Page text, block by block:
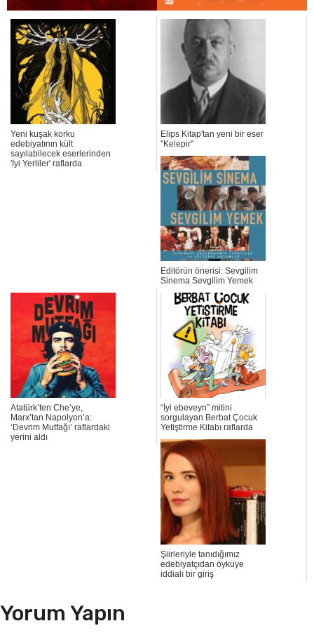
Yeni kuşak korku
edebiyatının kült
sayılabilecek eserlerinden
'İyi Yerliler' raflarda
Elips Kitap'tan yeni bir eser
"Kelepir"
Editörün önerisi: Sevgilim
Sinema Sevgilim Yemek
Atatürk’ten Che’ye,
Marx’tan Napolyon’a:
‘Devrim Mutfağı’ raflardaki
yerini aldı
“İyi ebeveyn” mitini
sorgulayan Berbat Çocuk
Yetiştirme Kitabı raflarda
Şiirleriyle tanıdığımız
edebiyatçıdan öyküye
iddialı bir giriş
Yorum Yapın